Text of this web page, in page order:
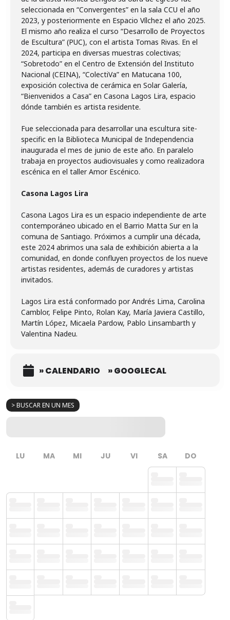
> BUSCAR EN UN MES
LU MA MI JU VI SA DO
seleccionada en “Convergentes” en la sala CCU el año
2023, y posteriormente en Espacio Vílchez el año 2025.
El mismo año realiza el curso “Desarrollo de Proyectos
de Escultura” (PUC), con el artista Tomas Rivas. En el
2024, participa en diversas muestras colectivas;
“Sobretodo” en el Centro de Extensión del Instituto
Nacional (CEINA), “ColectiVa” en Matucana 100,
exposición colectiva de cerámica en Solar Galería,
“Bienvenidos a Casa” en Casona Lagos Lira, espacio
dónde también es artista residente.
Fue seleccionada para desarrollar una escultura site-
specific en la Biblioteca Municipal de Independencia
inaugurada el mes de junio de este año. En paralelo
trabaja en proyectos audiovisuales y como realizadora
escénica en el taller Amor Escénico.
Casona Lagos Lira
Casona Lagos Lira es un espacio independiente de arte
contemporáneo ubicado en el Barrio Matta Sur en la
comuna de Santiago. Próximos a cumplir una década,
este 2024 abrimos una sala de exhibición abierta a la
comunidad, en donde confluyen proyectos de los nueve
artistas residentes, además de curadores y artistas
invitados.
Lagos Lira está conformado por Andrés Lima, Carolina
Camblor, Felipe Pinto, Rolan Kay, María Javiera Castillo,
Martín López, Micaela Pardow, Pablo Linsambarth y
Valentina Nadeu.
» CALENDARIO » GOOGLECAL